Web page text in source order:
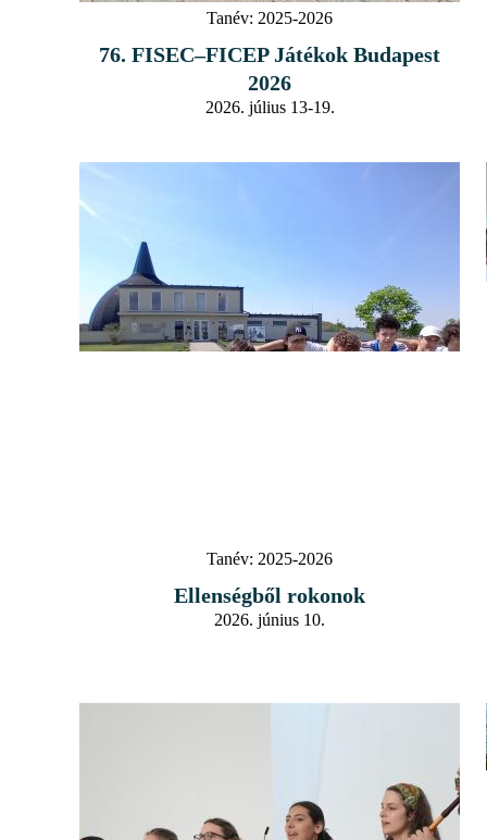
Tanév: 2025-2026
76. FISEC–FICEP Játékok Budapest
2026
2026. július 13-19.
Tanév: 2025-2026
Ellenségből rokonok
2026. június 10.